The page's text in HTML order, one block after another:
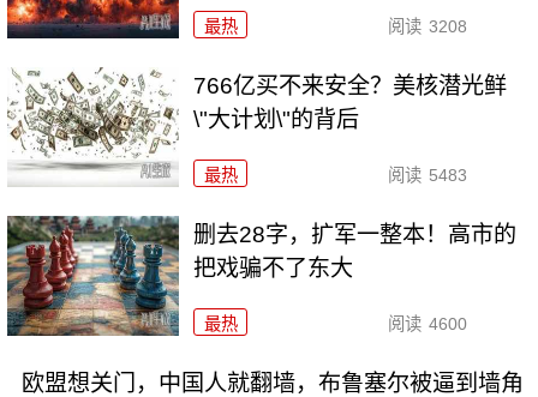
最热 阅读 3208
766亿买不来安全？美核潜光鲜
\"大计划\"的背后
最热 阅读 5483
删去28字，扩军一整本！高市的
把戏骗不了东大
最热 阅读 4600
欧盟想关门，中国人就翻墙，布鲁塞尔被逼到墙角